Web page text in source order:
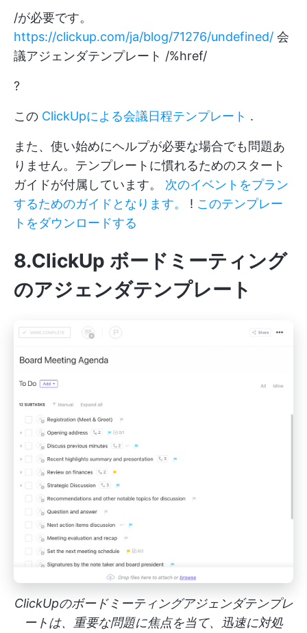
/が必要です。
https://clickup.com/ja/blog/71276/undefined/ 会
議アジェンダテンプレート /%href/
?
この ClickUpによる会議日程テンプレート .
また、使い始めにヘルプが必要な場合でも問題あ
りません。テンプレートに慣れるためのスタート
ガイドが付属しています。 次のイベントをプラン
するためのガイドとなります。
! このテンプレー
トをダウンロードする
8.ClickUp ボードミーティング
のアジェンダテンプレート
ClickUpのボードミーティングアジェンダテンプレ
ートは、重要な問題に焦点を当て、迅速に対処